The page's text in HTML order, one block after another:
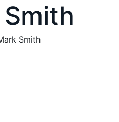
Smith